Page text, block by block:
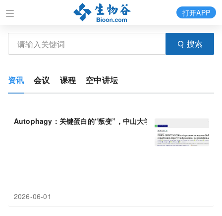
搜索
打开APP
资讯 会议 课程 空中讲坛
Autophagy：关键蛋白的“叛变”，中山大学卢广等团队揭示PRKN
2026-06-01